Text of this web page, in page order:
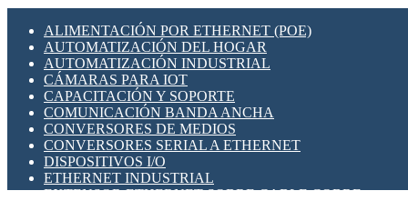
SENSORES INDUCTIVOS
TEMPORIZADORES
VARIACS
VARIADORES DE FRECUENCIA [VDF]
SECCIONADORES - INTERRUPTORES
MAQUINARIA
HERRAMIENTAS VARIAS
ILUMINACIÓN LED
INTERRUPTORES REED
INTERFACES DE RELÉ
OTROS RELÉS
PROTECCIÓN TÉRMICA
RELÉS AUTOMOTRICES
RELÉS DE SEÑAL
RELÉS DE ESTADO SÓLIDO SSR
RELÉS INDUSTRIALES
ALIMENTACIÓN POR ETHERNET (POE)
AUTOMATIZACIÓN DEL HOGAR
AUTOMATIZACIÓN INDUSTRIAL
CÁMARAS PARA IOT
CAPACITACIÓN Y SOPORTE
COMUNICACIÓN BANDA ANCHA
CONVERSORES DE MEDIOS
CONVERSORES SERIAL A ETHERNET
DISPOSITIVOS I/O
ETHERNET INDUSTRIAL
EXTENSOR ETHERNET SOBRE CABLE COBRE